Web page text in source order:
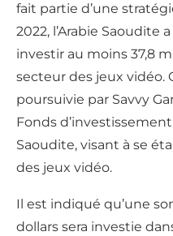
fait partie d’une
2022, l’Arabie Saoudite
investir au moins 37,8
secteur des jeux vidéo.
poursuivie par Savvy
Fonds
Saoudite, visant à se
des jeux vidéo.
Il est indiqué qu’une
dollars sera investie